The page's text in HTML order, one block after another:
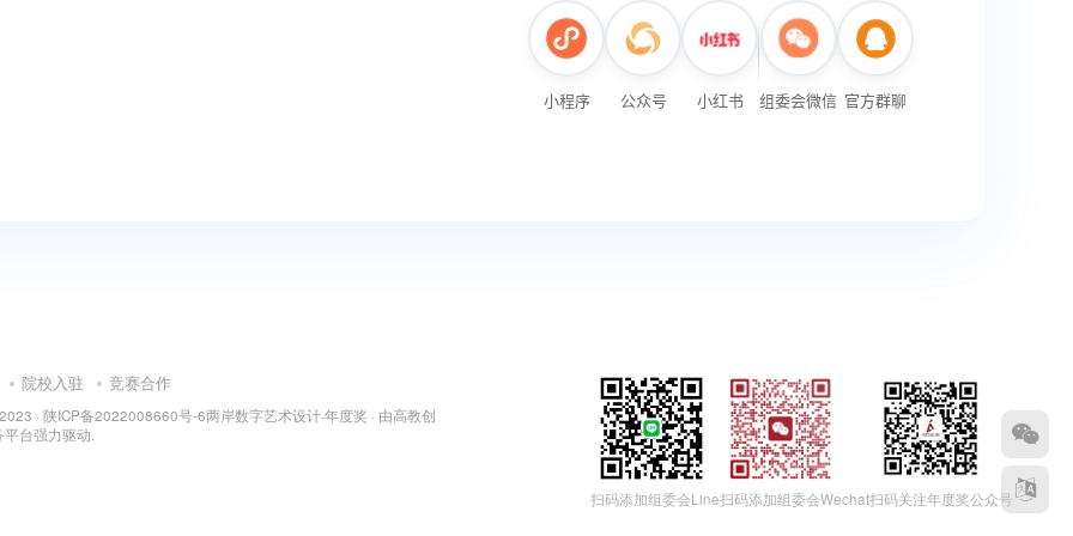
院校入驻 竞赛合作
· 陕ICP备2022008660号-6两岸数字艺术设计·年度奖 · 由高教创
平台强力驱动.
扫码添加组委会Line扫码添加组委会Wechat扫码关注年度奖公众号